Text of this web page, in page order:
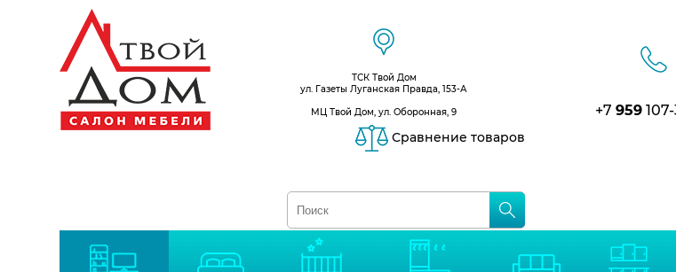
ТСК Твой Дом
ул. Газеты Луганская Правда, 153-А
МЦ Твой Дом, ул. Оборонная, 9
+7 959
Сравнение товаров